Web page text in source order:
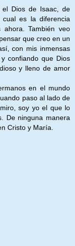
el Dios de Isaac, de
cual es la diferencia
También veo
que creo en un
con mis inmensas
confiando que Dios
y lleno de amor
en el mundo
paso al lado de
soy yo el que lo
De ninguna manera
Cristo y María.